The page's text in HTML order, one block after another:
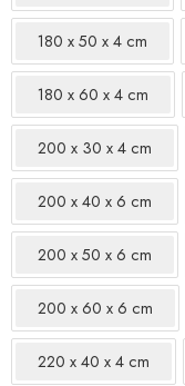
180 x 50 x 4 cm
180 x 60 x 4 cm
200 x 30 x 4 cm
200 x 40 x 6 cm
200 x 50 x 6 cm
200 x 60 x 6 cm
220 x 40 x 4 cm